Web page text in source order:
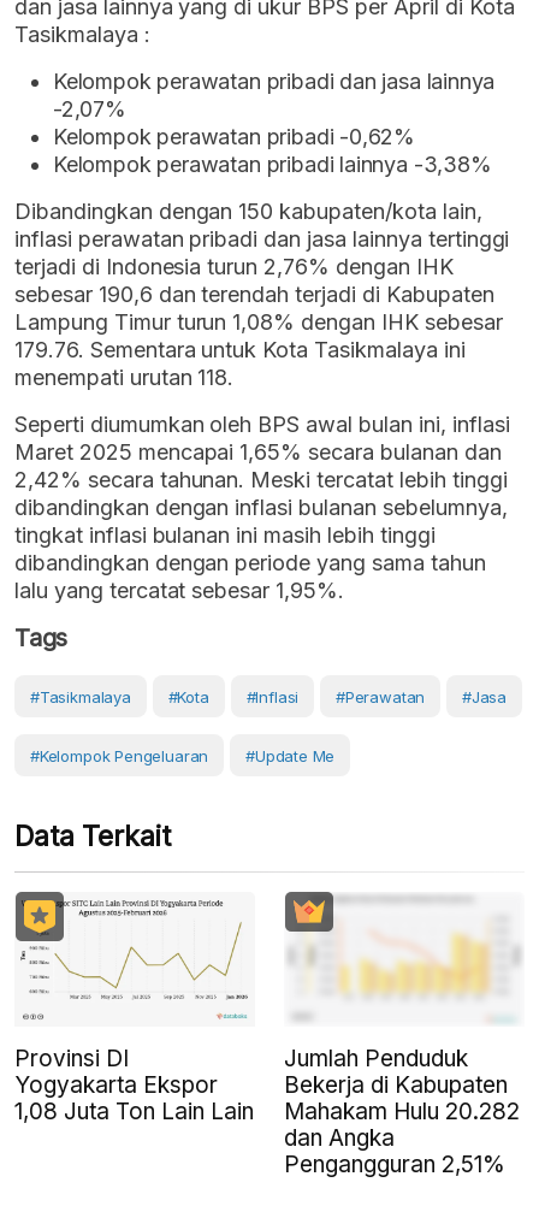
dan jasa lainnya yang di ukur BPS per April di Kota
Tasikmalaya :
Kelompok perawatan pribadi dan jasa lainnya
-2,07%
Kelompok perawatan pribadi -0,62%
Kelompok perawatan pribadi lainnya -3,38%
Dibandingkan dengan 150 kabupaten/kota lain,
inflasi perawatan pribadi dan jasa lainnya tertinggi
terjadi di Indonesia turun 2,76% dengan IHK
sebesar 190,6 dan terendah terjadi di Kabupaten
Lampung Timur turun 1,08% dengan IHK sebesar
179.76. Sementara untuk Kota Tasikmalaya ini
menempati urutan 118.
Seperti diumumkan oleh BPS awal bulan ini, inflasi
Maret 2025 mencapai 1,65% secara bulanan dan
2,42% secara tahunan. Meski tercatat lebih tinggi
dibandingkan dengan inflasi bulanan sebelumnya,
tingkat inflasi bulanan ini masih lebih tinggi
dibandingkan dengan periode yang sama tahun
lalu yang tercatat sebesar 1,95%.
Tags
#Tasikmalaya #Kota #Inflasi #perawatan #Jasa
#Kelompok Pengeluaran #Update Me
Data Terkait
Provinsi DI
Yogyakarta Ekspor
1,08 Juta Ton Lain Lain
Jumlah Penduduk
Bekerja di Kabupaten
Mahakam Hulu 20.282
dan Angka
Pengangguran 2,51%